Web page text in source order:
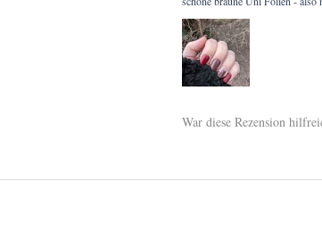
War diese Rezension